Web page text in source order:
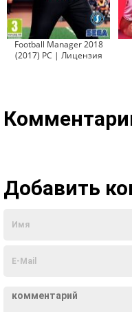
Football Manager 2018
(2017) PC | Лицензия
Добавить